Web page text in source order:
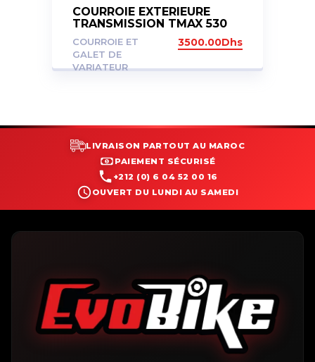
COURROIE EXTERIEURE
TRANSMISSION TMAX 530
12-16
COURROIE ET
GALET DE
VARIATEUR
3500.00Dhs
LIVRAISON PARTOUT AU MAROC
PAIEMENT SÉCURISÉ
+212 (0) 6 04 52 00 16
OUVERT DU LUNDI AU SAMEDI